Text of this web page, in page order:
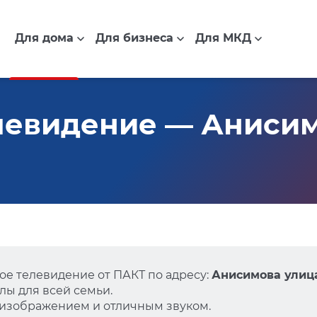
Для дома Для бизнеса Для МКД
—
телевидение от ПАКТ по адресу: Анисимова
для всей семьи.
и отличным звуком.